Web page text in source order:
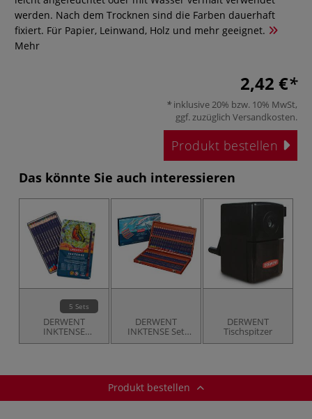
werden. Nach dem Trocknen sind die Farben dauerhaft
fixiert. Für Papier, Leinwand, Holz und mehr geeignet.
Mehr
2,42 €
inklusive 20% bzw. 10% MwSt,
ggf. zuzüglich Versandkosten.
Produkt bestellen
Das könnte Sie auch interessieren
5 Sets
DERWENT
INKTENSE
Aquarellstift-Sets
DERWENT
INKTENSE Set
Aquarellstifte auf
DERWENT
Tischspitzer
Produkt bestellen